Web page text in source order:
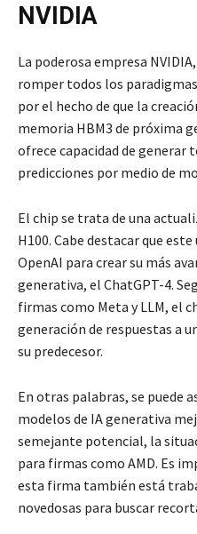
NVIDIA
La poderosa empresa
romper todos los
por el hecho de que la
memoria HBM3 de próxima
ofrece capacidad de generar
predicciones por medio de
El chip se trata de una
H100. Cabe destacar que
OpenAI para crear su más
generativa, el ChatGPT-4.
firmas como Meta y LLM, el
generación de respuestas a
su predecesor.
En otras palabras, se puede
modelos de IA generativa
semejante potencial, la
para firmas como AMD. Es
esta firma también está
novedosas para buscar